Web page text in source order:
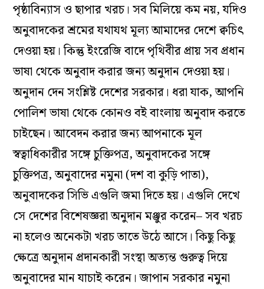
পৃষ্ঠাবিন্যাস ও ছাপার খরচ। সব মিলিয়ে কম নয়, যদিও
অনুবাদকের শ্রমের যথাযথ মূল্য আমাদের দেশে ক্বচিৎ
দেওয়া হয়। কিন্তু ইংরেজি বাদে পৃথিবীর প্রায় সব প্রধান
ভাষা থেকে অনুবাদ করার জন্য অনুদান দেওয়া হয়।
অনুদান দেন সংশ্লিষ্ট দেশের সরকার। ধরা যাক, আপনি
পোলিশ ভাষা থেকে কোনও বই বাংলায় অনুবাদ করতে
চাইছেন। আবেদন করার জন্য আপনাকে মূল
স্বত্বাধিকারীর সঙ্গে চুক্তিপত্র, অনুবাদকের সঙ্গে
চুক্তিপত্র, অনুবাদের নমুনা (দশ বা কুড়ি পাতা),
অনুবাদকের সিভি এগুলি জমা দিতে হয়। এগুলি দেখে
সে দেশের বিশেষজ্ঞরা অনুদান মঞ্জুর করেন– সব খরচ
না হলেও অনেকটা খরচ তাতে উঠে আসে। কিছু কিছু
ক্ষেত্রে অনুদান প্রদানকারী সংস্থা অত্যন্ত গুরুত্ব দিয়ে
অনুবাদের মান যাচাই করেন। জাপান সরকার নমুনা